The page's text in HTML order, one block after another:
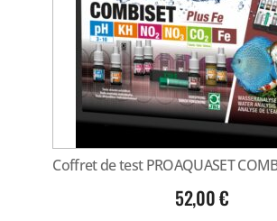
Coffret de test PROAQUASET
52,00€